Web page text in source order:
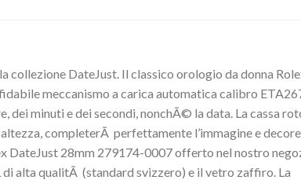
collezione DateJust. Il classico orologio da donna
meccanismo a carica automatica calibro
dei minuti e dei secondi, nonchÃ© la data. La cassa
completerÃ perfettamente l’immagine e
DateJust 28mm 279174-0007 offerto nel nostro
alta qualitÃ (standard svizzero) e il vetro zaffiro. La